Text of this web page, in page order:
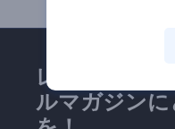
レンダーフォ
ルマガジン